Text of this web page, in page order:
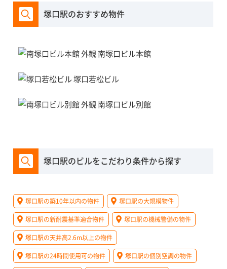
塚口駅のおすすめ物件
南塚口ビル本館
塚口若松ビル
南塚口ビル別館
塚口駅のビルをこだわり条件から探す
塚口駅の築10年以内の物件 塚口駅の大規模物件
塚口駅の新耐震基準適合物件 塚口駅の機械警備の物件
塚口駅の天井高2.6m以上の物件
塚口駅の24時間使用可の物件 塚口駅の個別空調の物件